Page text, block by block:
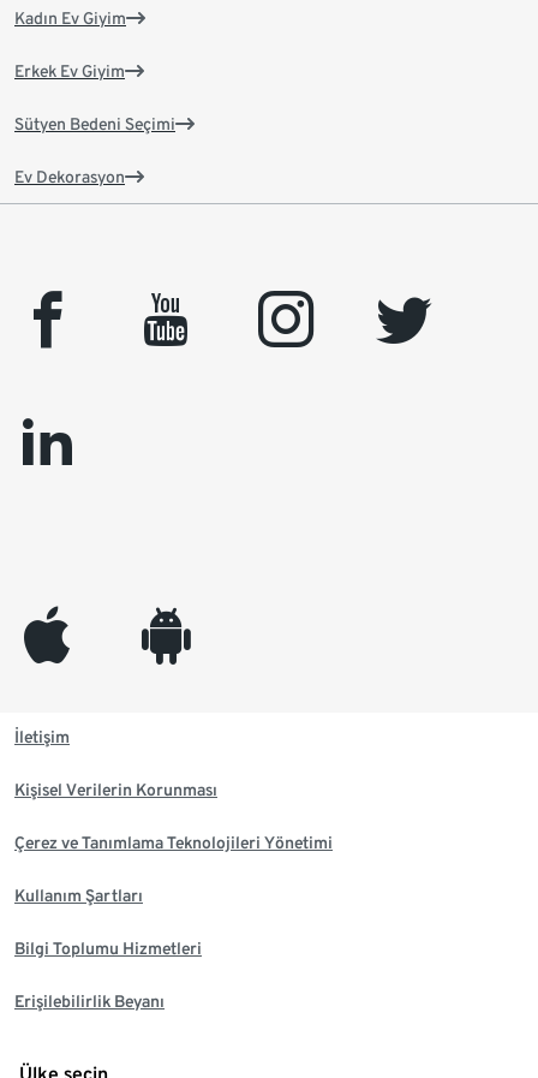
Kadın Ev Giyim
Erkek Ev Giyim
Sütyen Bedeni Seçimi
Ev Dekorasyon
facebook youtube instagram
twitter
linkedin
appleinc android
İletişim
Kişisel Verilerin Korunması
Çerez ve Tanımlama Teknolojileri Yönetimi
Kullanım Şartları
Bilgi Toplumu Hizmetleri
Erişilebilirlik Beyanı
Ülke seçin